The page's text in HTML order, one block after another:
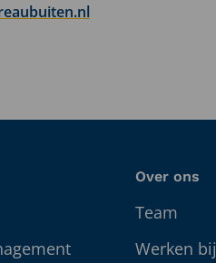
Over ons
Team
Werken bij